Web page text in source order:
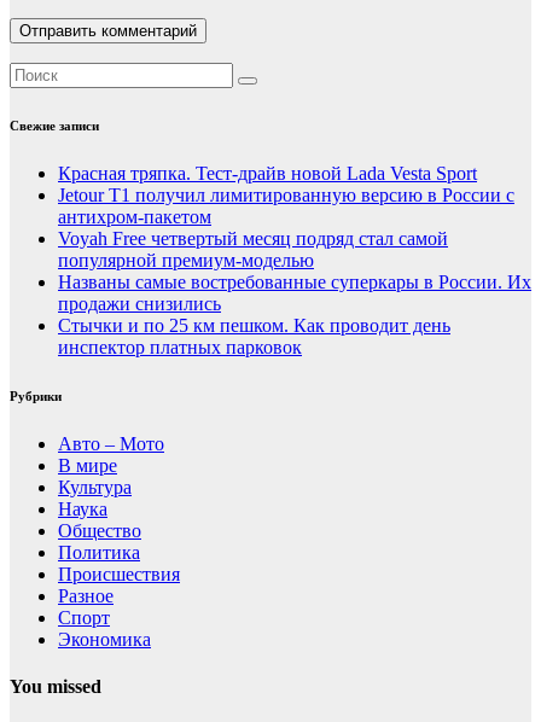
Свежие записи
Красная тряпка. Тест-драйв новой Lada Vesta Sport
Jetour T1 получил лимитированную версию в России с
антихром-пакетом
Voyah Free четвертый месяц подряд стал самой
популярной премиум-моделью
Названы самые востребованные суперкары в России. Их
продажи снизились
Стычки и по 25 км пешком. Как проводит день
инспектор платных парковок
Рубрики
Авто – Мото
В мире
Культура
Наука
Общество
Политика
Происшествия
Разное
Спорт
Экономика
You missed